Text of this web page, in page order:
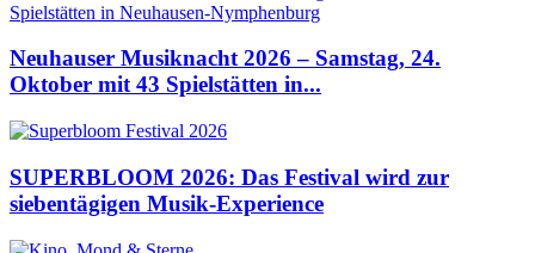
Neuhauser Musiknacht 2026 – Samstag, 24.
Oktober mit 43 Spielstätten in...
SUPERBLOOM 2026: Das Festival wird zur
siebentägigen Musik-Experience